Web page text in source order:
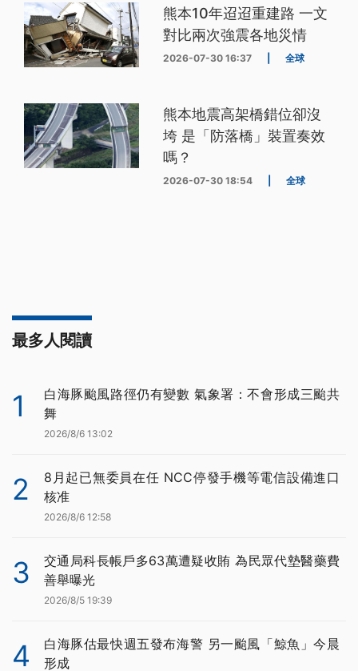
熊本10年迢迢重建路 一文
對比兩次強震各地災情
2026-07-30 16:37 全球
熊本地震高架橋錯位卻沒
垮 是「防落橋」裝置奏效
嗎？
2026-07-30 18:54 全球
最多人閱讀
1
白海豚颱風路徑仍有變數 氣象署：不會形成三颱共
舞
2026/8/6 13:02
2
8月起已無委員在任 NCC停發手機等電信設備進口
核准
2026/8/6 12:58
3
交通局科長帳戶多63萬遭疑收賄 為民眾代墊醫藥費
善舉曝光
2026/8/5 19:39
4
白海豚估最快週五發布海警 另一颱風「鯨魚」今晨
形成